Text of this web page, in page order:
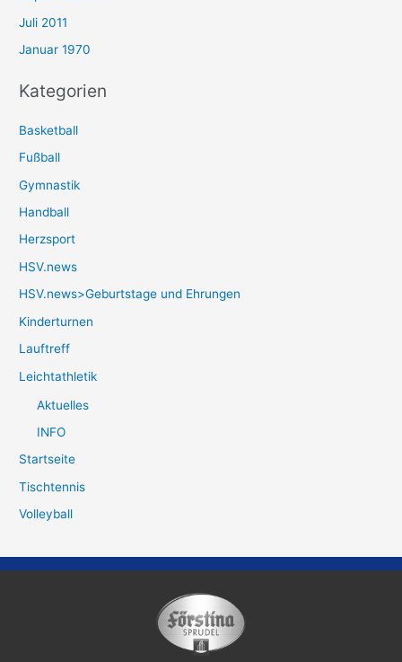
Juli 2011
Januar 1970
Kategorien
Basketball
Fußball
Gymnastik
Handball
Herzsport
HSV.news
HSV.news>Geburtstage und Ehrungen
Kinderturnen
Lauftreff
Leichtathletik
Aktuelles
INFO
Startseite
Tischtennis
Volleyball